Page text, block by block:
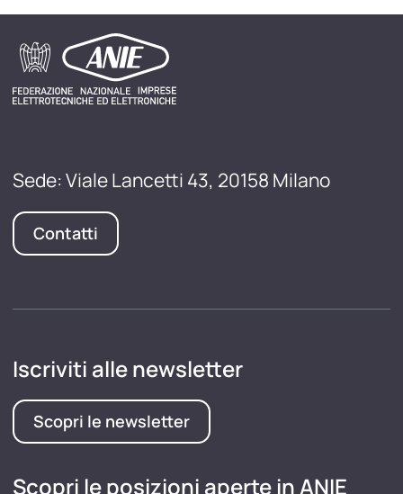
Sede: Viale Lancetti 43, 20158 Milano
Contatti
Iscriviti alle newsletter
Scopri le newsletter
Scopri le posizioni aperte in ANIE